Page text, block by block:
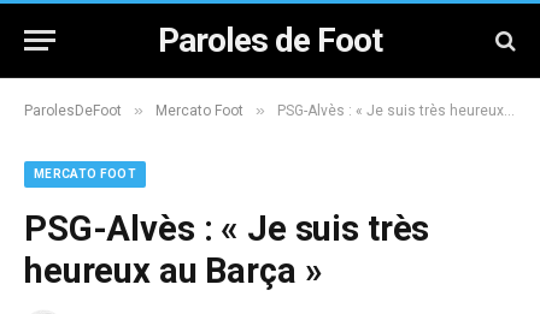
Paroles de Foot
ParolesDeFoot » Mercato Foot » PSG-Alvès : « Je suis très heureux au Barça »
MERCATO FOOT
PSG-Alvès : « Je suis très
heureux au Barça »